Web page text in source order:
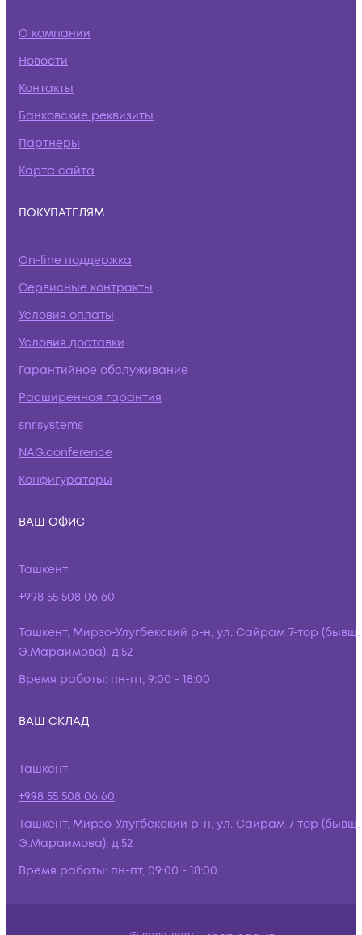
О компании
Новости
Контакты
Банковские реквизиты
Партнеры
Карта сайта
ПОКУПАТЕЛЯМ
On-line поддержка
Сервисные контракты
Условия оплаты
Условия доставки
Гарантийное обслуживание
Расширенная гарантия
snr.systems
NAG.conference
Конфигураторы
ВАШ ОФИС
Ташкент
+998 55 508 06 60
Ташкент, Мирзо-Улугбекский р-н, ул. Сайрам 7-тор (бывш.
Э.Мараимова), д.52
Время работы: пн-пт, 9:00 - 18:00
ВАШ СКЛАД
Ташкент
+998 55 508 06 60
Ташкент, Мирзо-Улугбекский р-н, ул. Сайрам 7-тор (бывш.
Э.Мараимова), д.52
Время работы: пн-пт, 09:00 - 18:00